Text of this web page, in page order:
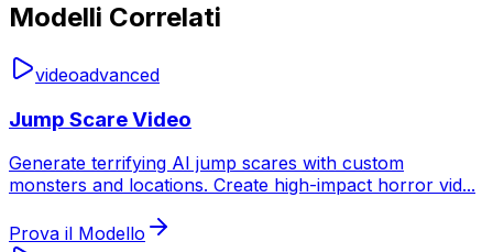
Modelli Correlati
videoadvanced
Jump Scare Video
Generate terrifying AI jump scares with custom
monsters and locations. Create high-impact horror vid...
Prova il Modello